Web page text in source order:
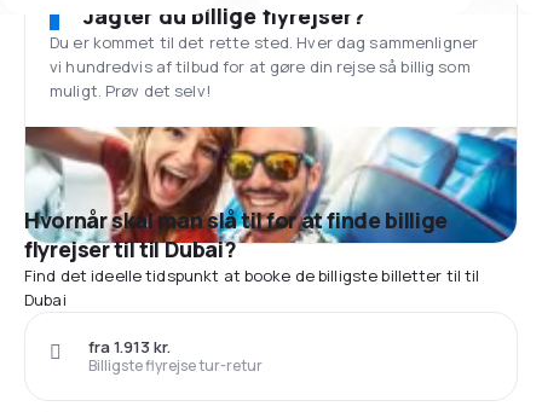
Jagter du billige flyrejser?
Du er kommet til det rette sted. Hver dag sammenligner
vi hundredvis af tilbud for at gøre din rejse så billig som
muligt. Prøv det selv!
Hvornår skal man slå til for at finde billige
flyrejser til til Dubai?
Find det ideelle tidspunkt at booke de billigste billetter til til
Dubai
Billigste flyrejse tur-retur
fra 1.913 kr.